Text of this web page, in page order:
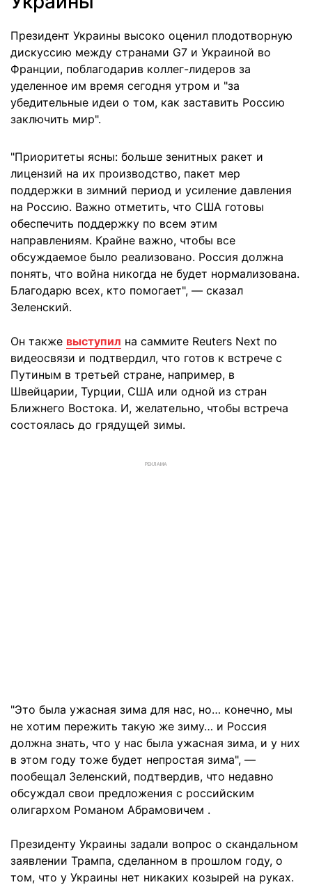
Президент Украины высоко оценил плодотворную
дискуссию между странами G7 и Украиной во
Франции, поблагодарив коллег-лидеров за
уделенное им время сегодня утром и "за
убедительные идеи о том, как заставить Россию
заключить мир".
"Приоритеты ясны: больше зенитных ракет и
лицензий на их производство, пакет мер
поддержки в зимний период и усиление давления
на Россию. Важно отметить, что США готовы
обеспечить поддержку по всем этим
направлениям. Крайне важно, чтобы все
обсуждаемое было реализовано. Россия должна
понять, что война никогда не будет нормализована.
Благодарю всех, кто помогает", — сказал
Зеленский.
Он также выступил на саммите Reuters Next по
видеосвязи и подтвердил, что готов к встрече с
Путиным в третьей стране, например, в
Швейцарии, Турции, США или одной из стран
Ближнего Востока. И, желательно, чтобы встреча
состоялась до грядущей зимы.
РЕКЛАМА
"Это была ужасная зима для нас, но… конечно, мы
не хотим пережить такую ​​же зиму… и Россия
должна знать, что у нас была ужасная зима, и у них
в этом году тоже будет непростая зима", —
пообещал Зеленский, подтвердив, что недавно
обсуждал свои предложения с российским
олигархом Романом Абрамовичем .
Президенту Украины задали вопрос о скандальном
заявлении Трампа, сделанном в прошлом году, о
том, что у Украины нет никаких козырей на руках.